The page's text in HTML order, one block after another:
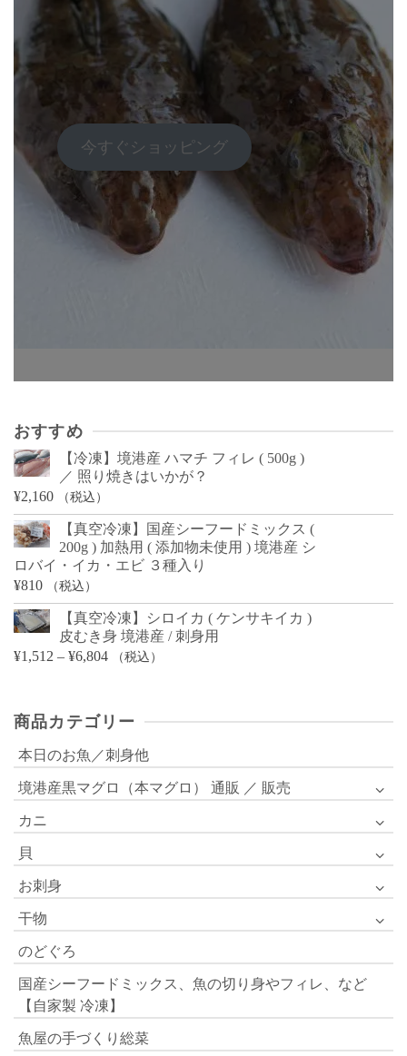
今すぐショッピング
おすすめ
【冷凍】境港産 ハマチ フィレ ( 500g )
／ 照り焼きはいかが？
¥2,160 （税込）
【真空冷凍】国産シーフードミックス (
200g ) 加熱用 ( 添加物未使用 ) 境港産 シ
ロバイ・イカ・エビ ３種入り
¥810 （税込）
【真空冷凍】シロイカ ( ケンサキイカ )
皮むき身 境港産 / 刺身用
¥1,512 – ¥6,804価
¥1,512
¥6,804
（税込）
商品カテゴリー
本日のお魚／刺身他
境港産黒マグロ（本マグロ） 通販 ／ 販売
カニ
貝
お刺身
干物
のどぐろ
国産シーフードミックス、魚の切り身やフィレ、など
【自家製 冷凍】
魚屋の手づくり総菜